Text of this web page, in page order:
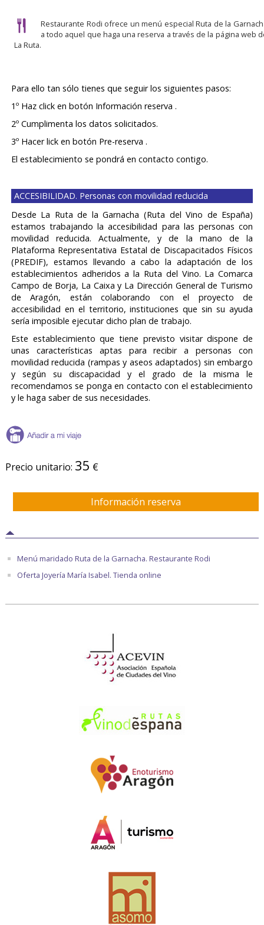
Restaurante Rodi ofrece un menú especial Ruta de la
a todo aquel que haga una reserva a través de la página web
La Ruta.
Para ello tan sólo tienes que seguir los siguientes pasos:
1º Haz click en botón Información reserva .
2º Cumplimenta los datos solicitados.
3º Hacer lick en botón Pre-reserva .
El establecimiento se pondrá en contacto contigo.
ACCESIBILIDAD. Personas con movilidad reducida
Desde La Ruta de la Garnacha (Ruta del Vino de España)
estamos trabajando la accesibilidad para las personas con
movilidad reducida. Actualmente, y de la mano de la
Plataforma Representativa Estatal de Discapacitados Físicos
(PREDIF), estamos llevando a cabo la adaptación de los
establecimientos adheridos a la Ruta del Vino. La Comarca
Campo de Borja, La Caixa y La Dirección General de Turismo
de Aragón, están colaborando con el proyecto de
accesibilidad en el territorio, instituciones que sin su ayuda
sería imposible ejecutar dicho plan de trabajo.
Este establecimiento que tiene previsto visitar dispone de
unas características aptas para recibir a personas con
movilidad reducida (rampas y aseos adaptados) sin embargo
y según su discapacidad y el grado de la misma le
recomendamos se ponga en contacto con el establecimiento
y le haga saber de sus necesidades.
Precio unitario: 35 €
Información reserva
Menú maridado Ruta de la Garnacha. Restaurante Rodi
Oferta Joyería María Isabel. Tienda online